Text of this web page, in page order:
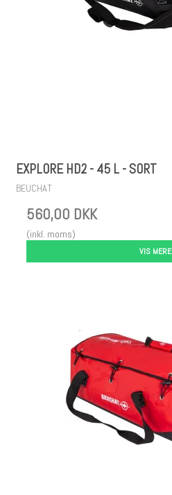
EXPLORE HD2 - 45 L - SORT
BEUCHAT
560,00 DKK
(inkl. moms)
VIS MERE